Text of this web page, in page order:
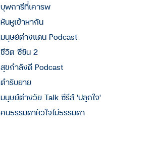
บุพการีที่เคารพ
หันหูเข้าหากัน
มนุษย์ต่างแดน Podcast
ชีวิต ซีซัน 2
สุขกำลังดี Podcast
ตำรับยาย
มนุษย์ต่างวัย Talk ซีรีส์ 'ปลุกใจ'
คนธรรมดาหัวใจไม่ธรรมดา